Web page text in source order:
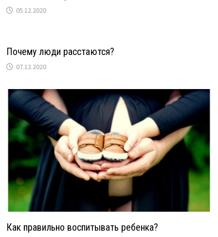
05.12.2020
Почему люди расстаются?
07.12.2020
Как правильно воспитывать ребенка?